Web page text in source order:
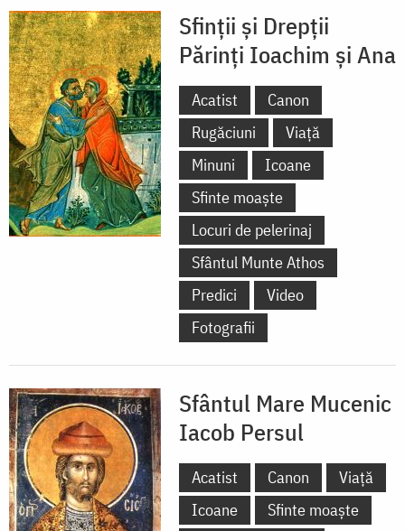
Sfinții și Drepții
Părinți Ioachim și Ana
Acatist
Canon
Rugăciuni
Viață
Minuni
Icoane
Sfinte moaște
Locuri de pelerinaj
Sfântul Munte Athos
Predici
Video
Fotografii
Sfântul Mare Mucenic
Iacob Persul
Acatist Canon
Viață
Icoane
Sfinte moaște